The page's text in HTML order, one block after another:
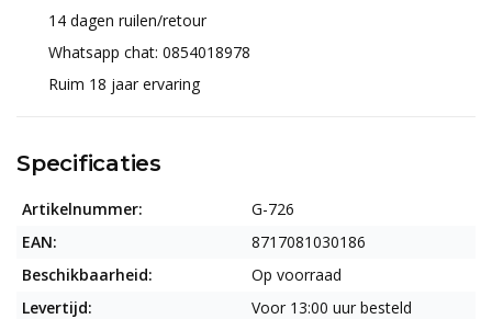
14 dagen ruilen/retour
Whatsapp chat: 0854018978
Ruim 18 jaar ervaring
Specificaties
Artikelnummer:
G-726
EAN:
8717081030186
Beschikbaarheid:
Op voorraad
Levertijd:
Voor 13:00 uur besteld